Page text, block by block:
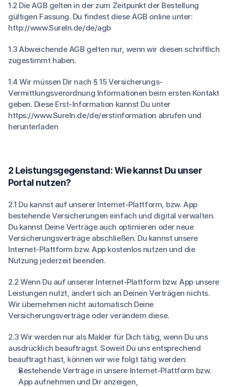
1.2 Die AGB gelten in der zum Zeitpunkt der Bestellung
gültigen Fassung. Du findest diese AGB online unter:
http://www.SureIn.de/de/agb
1.3Abweichende AGB gelten nur, wenn wir diesen schriftlich
zugestimmt haben.
1.4 Wir müssen Dir nach § 15 Versicherungs-
Vermittlungsverordnung Informationen beim ersten Kontakt
geben. Diese Erst-Information kannst Du unter
https://www.SureIn.de/de/erstinformation abrufen und
herunterladen
2 Leistungsgegenstand: Wie kannst Du unser
Portal nutzen?
2.1 Du kannst auf unserer Internet-Plattform, bzw. App
bestehende Versicherungen einfach und digital verwalten.
Du kannst Deine Verträge auch optimieren oder neue
Versicherungsverträge abschließen. Du kannst unsere
Internet-Plattform bzw. App kostenlos nutzen und die
Nutzung jederzeit beenden.
2.2 Wenn Du auf unserer Internet-Plattform bzw. App unsere
Leistungen nutzt, ändert sich an Deinen Verträgen nichts.
Wir übernehmen nicht automatisch Deine
Versicherungsverträge oder verändern diese.
2.3 Wir werden nur als Makler für Dich tätig, wenn Du uns
ausdrücklich beauftragst. Soweit Du uns entsprechend
beauftragt hast, können wir wie folgt tätig werden:
Bestehende Verträge in unsere Internet-Plattform bzw.
App aufnehmen und Dir anzeigen,